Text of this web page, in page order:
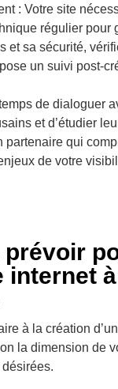
: Votre site
régulier pour
et sa sécurité,
un suivi post-
de dialoguer
et d’étudier
partenaire qui
de votre
prévoir
internet à
à la création
la dimension de